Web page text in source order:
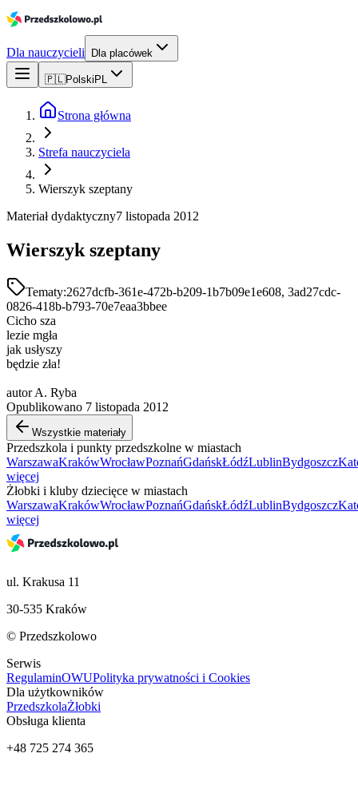
Dla nauczycieli Dla placówek
🇵🇱Polski PL
Strona główna
Strefa nauczyciela
Wierszyk szeptany
Materiał dydaktyczny7 listopada 2012
Wierszyk szeptany
Tematy:2627dcfb-361e-472b-b209-1b7b09e1e608, 3ad27cdc-
0826-418b-b793-70e7eaa3bbee
Cicho sza
lezie mgła
jak usłyszy
będzie zła!
autor A. Ryba
Opublikowano 7 listopada 2012
Wszystkie materiały
Przedszkola i punkty przedszkolne w miastach
WarszawaKrakówWrocławPoznańGdańskŁódźLublinBydgoszcz
więcej
Żłobki i kluby dziecięce w miastach
WarszawaKrakówWrocławPoznańGdańskŁódźLublinBydgoszcz
więcej
ul. Krakusa 11
30-535 Kraków
© Przedszkolowo
Serwis
RegulaminOWUPolityka prywatności i Cookies
Dla użytkowników
PrzedszkolaŻłobki
Obsługa klienta
+48 725 274 365